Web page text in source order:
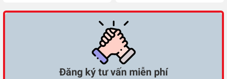
Đăng ký tư vấn miễn phí